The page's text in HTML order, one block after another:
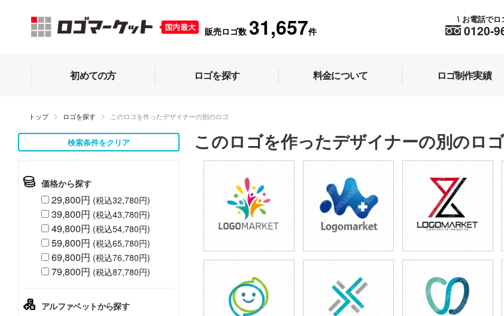
販売ロゴ数 31,657件 0120-
\ お電話でロ
初めての方 ロゴを探す 料金について ロゴ制作実績
トップ ロゴを探す このロゴを作ったデザイナーの別のロゴ
検索条件をクリア
価格から探す
29,800円 (税込32,780円)
39,800円 (税込43,780円)
49,800円 (税込54,780円)
59,800円 (税込65,780円)
69,800円 (税込76,780円)
79,800円 (税込87,780円)
アルファベットから探す
このロゴを作ったデザイナーの別のロゴ
49,800円
(税込54,780円)
39,800円
(税込43,780円)
49,800円
(税込54,780円)